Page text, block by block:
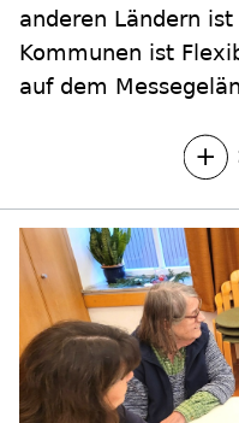
anderen Ländern
Kommunen ist
auf dem